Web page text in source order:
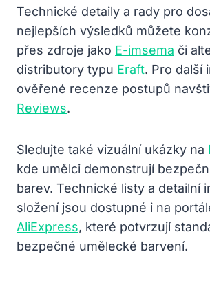
Technické detaily a rady pro
nejlepších výsledků můžete
přes zdroje jako E-imsema či
distributory typu Eraft. Pro další
ověřené recenze postupů
Reviews.
Sledujte také vizuální ukázky na
kde umělci demonstrují
barev. Technické listy a detailní
složení jsou dostupné i na
AliExpress, které potvrzují
bezpečné umělecké barvení.